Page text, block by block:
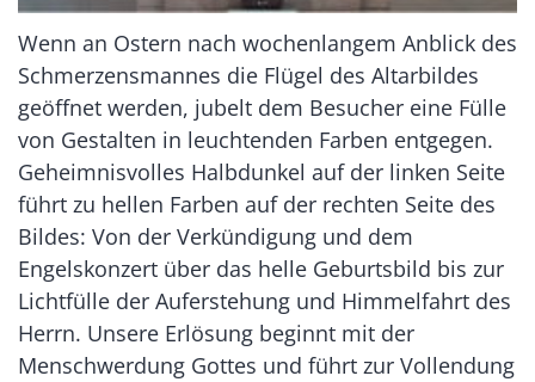
Wenn an Ostern nach wochenlangem Anblick des
Schmerzensmannes die Flügel des Altarbildes
geöffnet werden, jubelt dem Besucher eine Fülle
von Gestalten in leuchtenden Farben entgegen.
Geheimnisvolles Halbdunkel auf der linken Seite
führt zu hellen Farben auf der rechten Seite des
Bildes: Von der Verkündigung und dem
Engelskonzert über das helle Geburtsbild bis zur
Lichtfülle der Auferstehung und Himmelfahrt des
Herrn. Unsere Erlösung beginnt mit der
Menschwerdung Gottes und führt zur Vollendung